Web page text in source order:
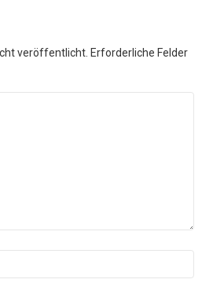
veröffentlicht. Erforderliche Felder